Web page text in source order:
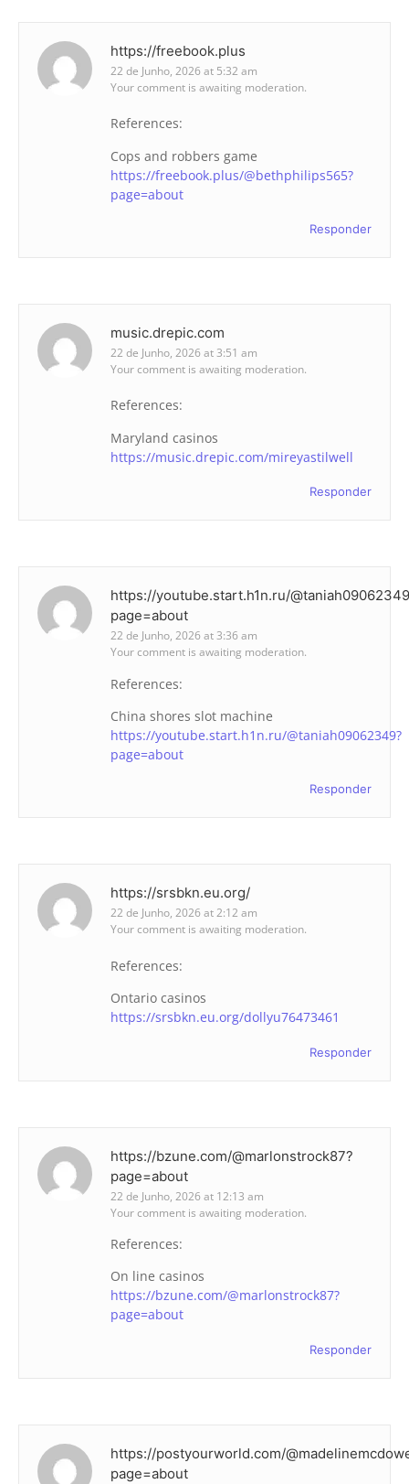
https://freebook.plus
22 de Junho, 2026 at 5:32 am
Your comment is awaiting moderation.
References:
Cops and robbers game
https://freebook.plus/@bethphilips565?
page=about
Responder
music.drepic.com
22 de Junho, 2026 at 3:51 am
Your comment is awaiting moderation.
References:
Maryland casinos
https://music.drepic.com/mireyastilwell
Responder
https://youtube.start.h1n.ru/
page=about
22 de Junho, 2026 at 3:36 am
Your comment is awaiting moderation.
References:
China shores slot machine
https://youtube.start.h1n.ru/@taniah09062349?
page=about
Responder
https://srsbkn.eu.org/
22 de Junho, 2026 at 2:12 am
Your comment is awaiting moderation.
References:
Ontario casinos
https://srsbkn.eu.org/dollyu76473461
Responder
https://bzune.com/@marlonstrock87?
page=about
22 de Junho, 2026 at 12:13 am
Your comment is awaiting moderation.
References:
On line casinos
https://bzune.com/@marlonstrock87?
page=about
Responder
https://postyourworld.com/
page=about